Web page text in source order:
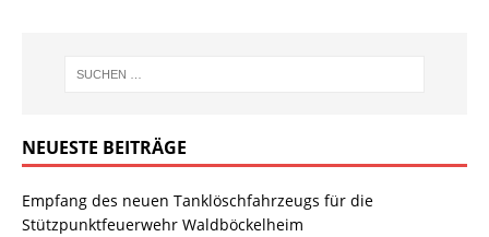
NEUESTE BEITRÄGE
Empfang des neuen Tanklöschfahrzeugs für die
Stützpunktfeuerwehr Waldböckelheim